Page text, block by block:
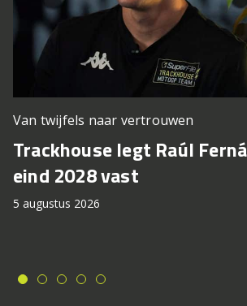
Van twijfels naar vertrouwen
Trackhouse legt Raúl
eind 2028 vast
5 augustus 2026